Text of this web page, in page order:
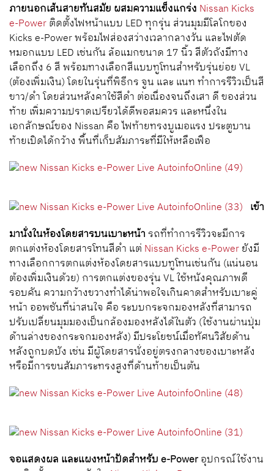
ภายนอกเส้นสายทันสมัย ผสมความแข็งแกร่ง Nissan Kicks
e-Powerติดตั้งไฟหน้าแบบ LED ทุกรุ่น ส่วนมุมมีโลโกของ
Kicks e-Power พร้อมไฟส่องสว่างเวลากลางวัน และไฟตัด
หมอกแบบ LED เช่นกัน ล้อแมกขนาด 17 นิ้ว สีตัวถังมีทาง
เลือกถึง 6 สี พร้อมทางเลือกสีแบบทูโทนสำหรับรุ่นย่อย VL
(ต้องเพิ่มเงิน) โดยในรุ่นที่พิธีกร จูน และ แนท ทำการรีวิวเป็นสี
ขาว/ดำ โดยส่วนหลังคาใช้สีดำ ต่อเนื่องจนถึงเสา ดี ของส่วน
ท้าย เพิ่มความปราดเปรียวได้ดีพอสมควร และหนึ่งใน
เอกลักษณ์ของ Nissan คือ ไฟท้ายทรงบูเมอแรง ประตูบาน
ท้ายเปิดได้กว้าง พื้นที่เก็บสัมภาระที่มีให้เหลือเฟือ
เข้า
มานั่งในห้องโดยสารบนเบาะหน้า รถที่ทำการรีวิวจะมีการ
ตกแต่งห้องโดยสารโทนสีดำ แต่ Nissan Kicks e-Powerยังมี
ทางเลือกการตกแต่งห้องโดยสารแบบทูโทนเช่นกัน (แน่นอน
ต้องเพิ่มเงินด้วย) การตกแต่งของรุ่น VL ใช้หนังคุณภาพดี
รอบคัน ความกว้างขวางทำได้น่าพอใจเกินคาดสำหรับเบาะคู่
หน้า ออพชันที่น่าสนใจ คือ ระบบกระจกมองหลังที่สามารถ
ปรับเปลี่ยนมุมมองเป็นกล้องมองหลังได้ในตัว (ใช้งานผ่านปุ่ม
ด้านล่างของกระจกมองหลัง) มีประโยชน์เมื่อทัศนวิสัยด้าน
หลังถูกบดบัง เช่น มีผู้โดยสารนั่งอยู่ตรงกลางของเบาะหลัง
หรือมีการขนสัมภาระทรงสูงที่ด้านท้ายเป็นต้น
จอแสดงผล และแผงหน้าปัดสำหรับ e-Powerอุปกรณ์ใช้งาน